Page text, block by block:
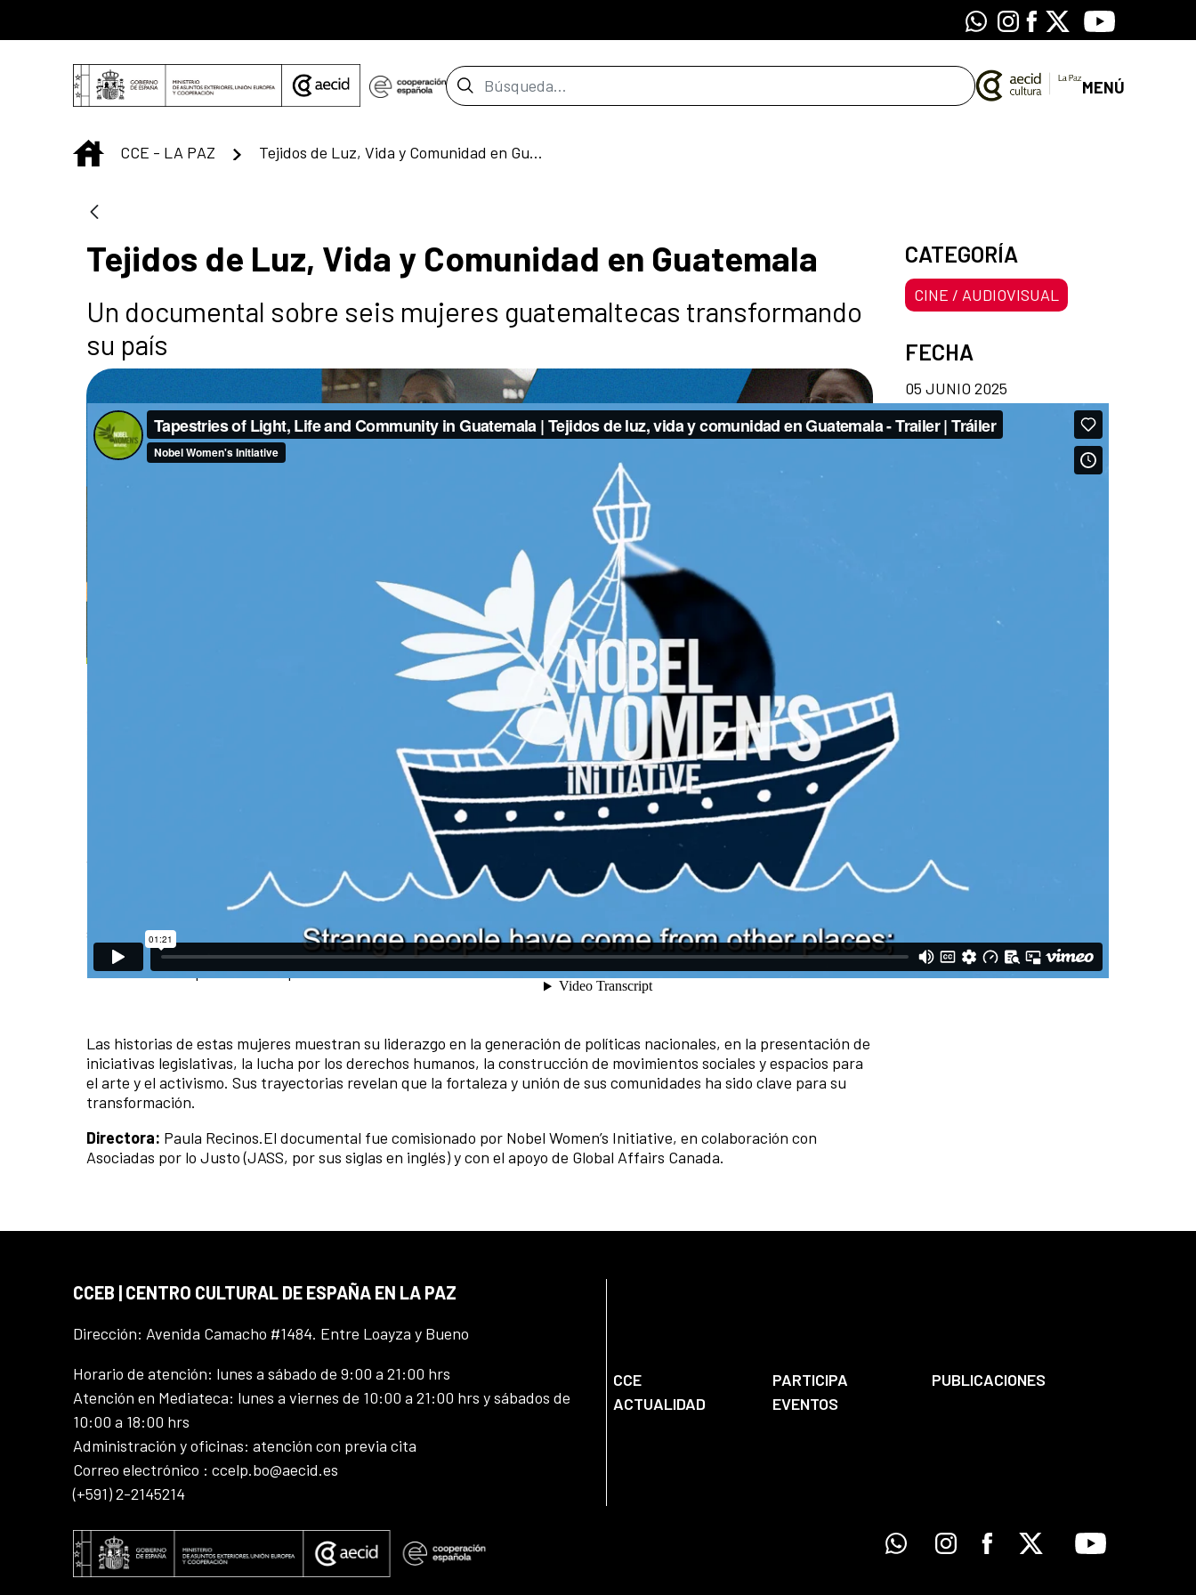
WhatsappInstagram
Facebook
X Youtube
Barra de búsqueda MENÚ
INICIO
CCE - LA PAZ Tejidos de Luz, Vida y Comunidad en Guatemala
Tejidos de Luz, Vida y Comunidad en Guatemala
Un documental sobre seis mujeres guatemaltecas transformando
su país
En el CCELP nos sumamos a proyectar el documental de estas seis mujeres guatemaltecas que comparten sus
activismos y esperanzas. Sus luchas, enfocadas en la democracia, la justicia y el patrimonio cultural, suceden en un
momento histórico de transformación política.
Milvia, Magda, Virginia, Jimena, Francis y Maya comparten un sueño en común: un futuro lleno de esperanza para
sus comunidades. Son mujeres guatemaltecas—tejedoras indígenas, artistas, exfiscales y abuelas comadronas—que
luchan por defender la democracia, los derechos humanos y el patrimonio cultural en un momento histórico de
transformación política en su país.
Las historias de estas mujeres muestran su liderazgo en la generación de políticas nacionales, en la presentación de
iniciativas legislativas, la lucha por los derechos humanos, la construcción de movimientos sociales y espacios para
el arte y el activismo. Sus trayectorias revelan que la fortaleza y unión de sus comunidades ha sido clave para su
transformación.
Directora: Paula Recinos.El documental fue comisionado por Nobel Women’s Initiative, en colaboración con
Asociadas por lo Justo (JASS, por sus siglas en inglés) y con el apoyo de Global Affairs Canada.
CATEGORÍA
CINE / AUDIOVISUAL
FECHA
05 JUNIO 2025
HORARIO
COMPARTIR
CCEB | CENTRO CULTURAL DE ESPAÑA EN LA PAZ
Dirección: Avenida Camacho #1484. Entre Loayza y Bueno
Horario de atención: lunes a sábado de 9:00 a 21:00 hrs
Atención en Mediateca: lunes a viernes de 10:00 a 21:00 hrs y sábados de
10:00 a 18:00 hrs
Administración y oficinas: atención con previa cita
Correo electrónico : ccelp.bo@aecid.es
(+591) 2-2145214
CCE PARTICIPA
PUBLICACIONES
ACTUALIDAD
EVENTOS
WhatsappInstagramFacebook
X Youtube